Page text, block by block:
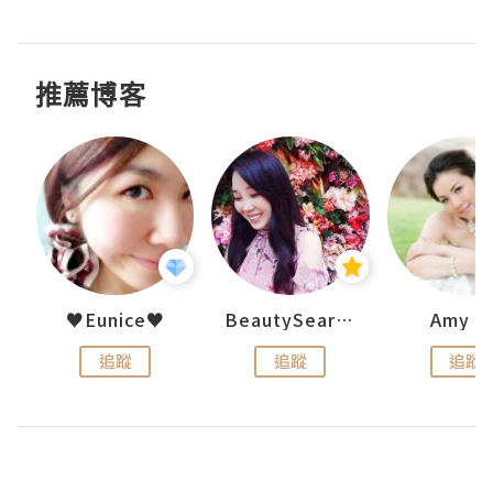
推薦博客
♥Eunice♥
追蹤
BeautySearch
追蹤
Amy
追蹤